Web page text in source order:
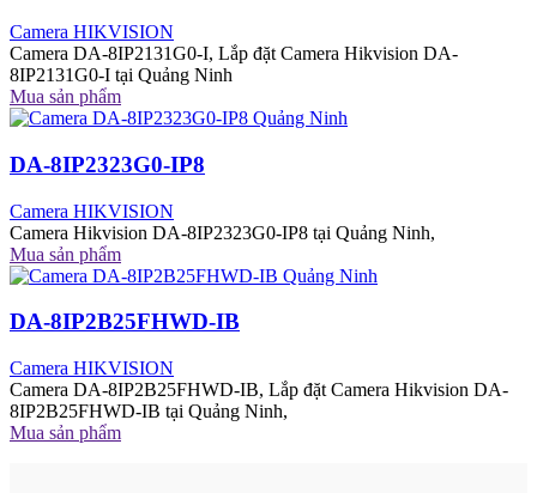
Camera HIKVISION
Camera DA-8IP2131G0-I, Lắp đặt Camera Hikvision DA-
8IP2131G0-I tại Quảng Ninh
Mua sản phẩm
DA-8IP2323G0-IP8
Camera HIKVISION
Camera Hikvision DA-8IP2323G0-IP8 tại Quảng Ninh,
Mua sản phẩm
DA-8IP2B25FHWD-IB
Camera HIKVISION
Camera DA-8IP2B25FHWD-IB, Lắp đặt Camera Hikvision DA-
8IP2B25FHWD-IB tại Quảng Ninh,
Mua sản phẩm